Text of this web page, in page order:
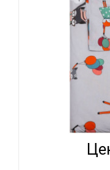
ВОМБАТИК